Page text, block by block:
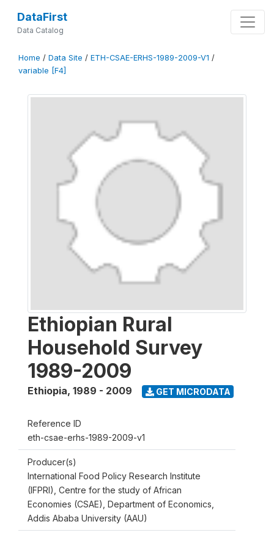
DataFirst
Data Catalog
Home / Data Site / ETH-CSAE-ERHS-1989-2009-V1 /
variable [F4]
Ethiopian Rural
Household Survey
1989-2009
Ethiopia, 1989 - 2009 GET MICRODATA
Reference ID
eth-csae-erhs-1989-2009-v1
Producer(s)
International Food Policy Research Institute
(IFPRI), Centre for the study of African
Economies (CSAE), Department of Economics,
Addis Ababa University (AAU)